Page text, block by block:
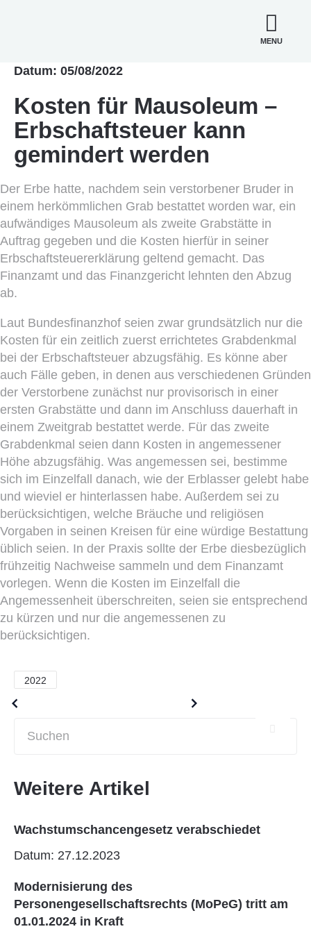
MENU
Datum: 05/08/2022
Kosten für Mausoleum –
Erbschaftsteuer kann
gemindert werden
Der Erbe hatte, nachdem sein verstorbener Bruder in
einem herkömmlichen Grab bestattet worden war, ein
aufwändiges Mausoleum als zweite Grabstätte in
Auftrag gegeben und die Kosten hierfür in seiner
Erbschaftsteuererklärung geltend gemacht. Das
Finanzamt und das Finanzgericht lehnten den Abzug
ab.
Laut Bundesfinanzhof seien zwar grundsätzlich nur die
Kosten für ein zeitlich zuerst errichtetes Grabdenkmal
bei der Erbschaftsteuer abzugsfähig. Es könne aber
auch Fälle geben, in denen aus verschiedenen Gründen
der Verstorbene zunächst nur provisorisch in einer
ersten Grabstätte und dann im Anschluss dauerhaft in
einem Zweitgrab bestattet werde. Für das zweite
Grabdenkmal seien dann Kosten in angemessener
Höhe abzugsfähig. Was angemessen sei, bestimme
sich im Einzelfall danach, wie der Erblasser gelebt habe
und wieviel er hinterlassen habe. Außerdem sei zu
berücksichtigen, welche Bräuche und religiösen
Vorgaben in seinen Kreisen für eine würdige Bestattung
üblich seien. In der Praxis sollte der Erbe diesbezüglich
frühzeitig Nachweise sammeln und dem Finanzamt
vorlegen. Wenn die Kosten im Einzelfall die
Angemessenheit überschreiten, seien sie entsprechend
zu kürzen und nur die angemessenen zu
berücksichtigen.
2022
Weitere Artikel
Wachstumschancengesetz verabschiedet
Datum: 27.12.2023
Modernisierung des
Personengesellschaftsrechts (MoPeG) tritt am
01.01.2024 in Kraft